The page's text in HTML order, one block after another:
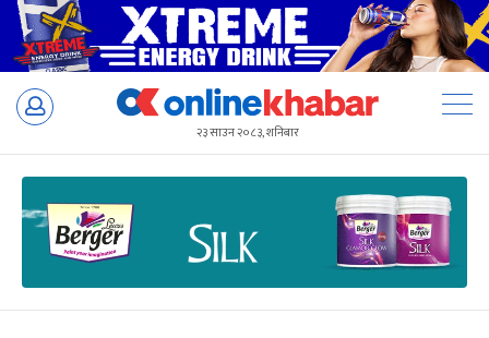
Skip
२३ साउन २०८३, शनिबार